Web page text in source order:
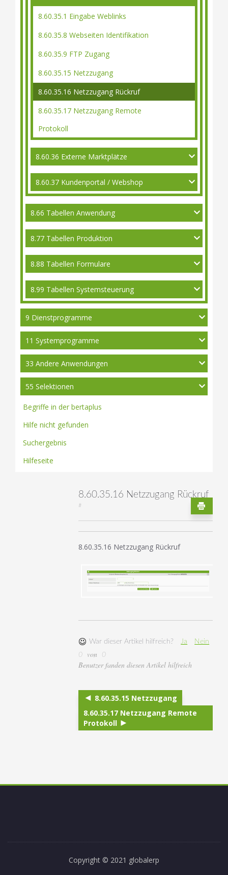
8.60.35.1 Eingabe Weblinks
8.60.35.8 Webseiten Identifikation
8.60.35.9 FTP Zugang
8.60.35.15 Netzzugang
8.60.35.16 Netzzugang Rückruf
8.60.35.17 Netzzugang Remote
Protokoll
8.60.36 Externe Marktplätze
8.60.37 Kundenportal / Webshop
8.66 Tabellen Anwendung
8.77 Tabellen Produktion
8.88 Tabellen Formulare
8.99 Tabellen Systemsteuerung
9 Dienstprogramme
11 Systemprogramme
33 Andere Anwendungen
55 Selektionen
Begriffe in der bertaplus
Hilfe nicht gefunden
Suchergebnis
Hilfeseite
8.60.35.16 Netzzugang Rückruf
#
8.60.35.16 Netzzugang Rückruf
War dieser Artikel hilfreich? Ja
Nein
0
von 0
Benutzer fanden diesen Artikel hilfreich
8.60.35.15 Netzzugang
8.60.35.17 Netzzugang Remote
Protokoll
Copyright © 2021 globalerp